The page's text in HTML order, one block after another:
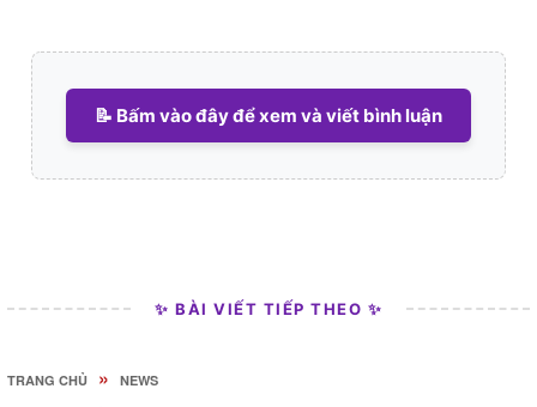
📝 Bấm vào đây để xem và viết bình luận
✨ BÀI VIẾT TIẾP THEO ✨
TRANG CHỦ » NEWS